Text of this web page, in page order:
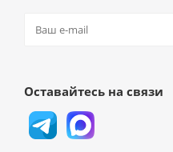
Оставайтесь на связи